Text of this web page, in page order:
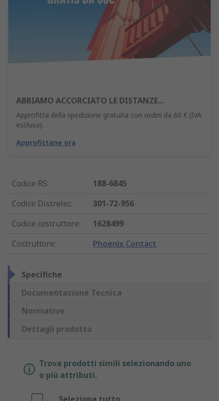
ABBIAMO ACCORCIATO LE DISTANZE...
Approfitta della spedizione gratuita con ordini da 60 € (IVA
esclusa).
Approfittane ora
Codice RS:
188-6845
Codice Distrelec:
301-72-956
Codice costruttore:
1628499
Costruttore: Phoenix Contact
Specifiche
Documentazione Tecnica
Normative
Dettagli prodotto
Trova prodotti simili selezionando uno
o più attributi.